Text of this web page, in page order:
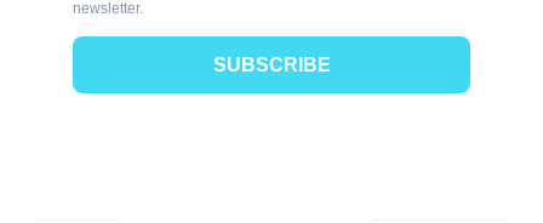
newsletter.
SUBSCRIBE